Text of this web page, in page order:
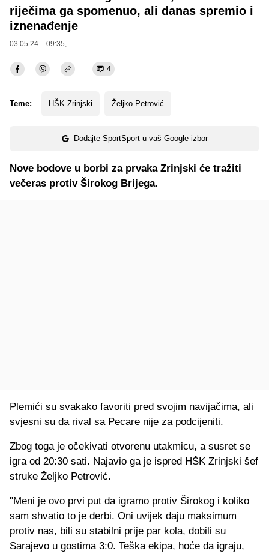
riječima ga spomenuo, ali danas spremio i
iznenađenje
03.05.24. - 09:35,
4
Teme: HŠK Zrinjski Željko Petrović
Dodajte SportSport u vaš Google izbor
Nove bodove u borbi za prvaka Zrinjski će tražiti
večeras protiv Širokog Brijega.
Plemići su svakako favoriti pred svojim navijačima, ali
svjesni su da rival sa Pecare nije za podcijeniti.
Zbog toga je očekivati otvorenu utakmicu, a susret se
igra od 20:30 sati. Najavio ga je ispred HŠK Zrinjski šef
struke Željko Petrović.
"Meni je ovo prvi put da igramo protiv Širokog i koliko
sam shvatio to je derbi. Oni uvijek daju maksimum
protiv nas, bili su stabilni prije par kola, dobili su
Sarajevo u gostima 3:0. Teška ekipa, hoće da igraju,